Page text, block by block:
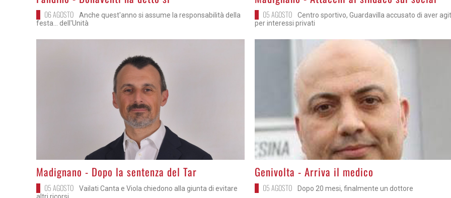
06 AGOSTO
Anche quest'anno si assume la responsabilità della
festa... dell'Unità
05 AGOSTO
Centro sportivo, Guardavilla accusato di aver
per interessi privati
>Madignano - Dopo la sentenza del Tar
05 AGOSTO
Vailati Canta e Viola chiedono alla giunta di evitare
>
Genivolta - Arriva il medico
05 AGOSTO Dopo 20 mesi, finalmente un dottore